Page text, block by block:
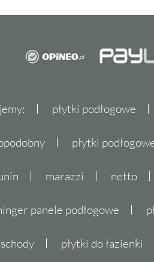
płytki podłogowe
płytki
marazzi netto
panele podłogowe
płytki do łazienki